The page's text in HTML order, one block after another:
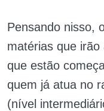
Pensando nisso,
matérias que
que estão
quem já atua no
(nível